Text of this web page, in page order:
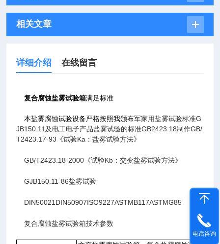
相关文章
详细介绍 在线留言
复合腐蚀盐雾试验箱满足标准
本盐雾腐蚀试验设备严格按照我颁布军家用盐雾试验标准G
JB150.11及电工电子产品盐雾试验的标准GB2423.18制作GB/
T2423.17-93《试验Ka：盐雾试验方法》
GB/T2423.18-2000《试验Kb：交变盐雾试验方法》
GJB150.11-86盐雾试验
DIN50021DIN50907ISO9227ASTMB117ASTMG85
复合腐蚀盐雾试验箱技术参数
电话咨询